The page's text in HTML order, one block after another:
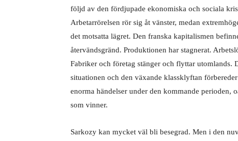
följd av den fördjupade ekonomiska och sociala
Arbetarrörelsen rör sig åt vänster, medan
det motsatta lägret. Den franska kapitalismen
Arbetslösheten ökar. Fabriker och företag stänger
växande klassklyftan förbereder marken för
parti som vinner.
Sarkozy kan mycket väl bli besegrad. Men i den
fackföreningarna och vänsterpartierna till 1 maj,